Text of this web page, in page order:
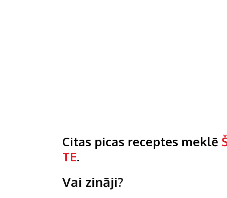
Citas picas receptes meklē
TE.
Vai zināji?